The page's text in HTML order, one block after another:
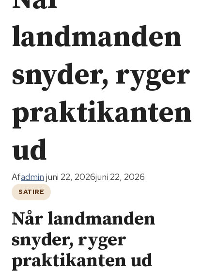
landmanden
snyder, ryger
praktikanten
ud
Afadmin juni 22, 2026juni 22, 2026
SATIRE
Når landmanden
snyder, ryger
praktikanten ud